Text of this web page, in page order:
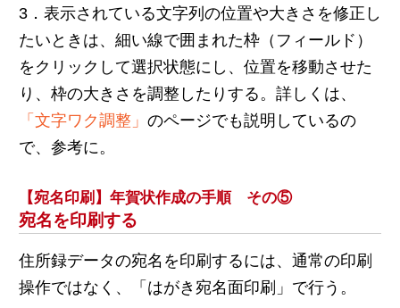
3．表示されている文字列の位置や大きさを修正し
たいときは、細い線で囲まれた枠（フィールド）
をクリックして選択状態にし、位置を移動させた
り、枠の大きさを調整したりする。詳しくは、
「文字ワク調整」 のページでも説明しているの
で、参考に。
【宛名印刷】年賀状作成の手順 その⑤
宛名を印刷する
住所録データの宛名を印刷するには、通常の印刷
操作ではなく、「はがき宛名面印刷」で行う。